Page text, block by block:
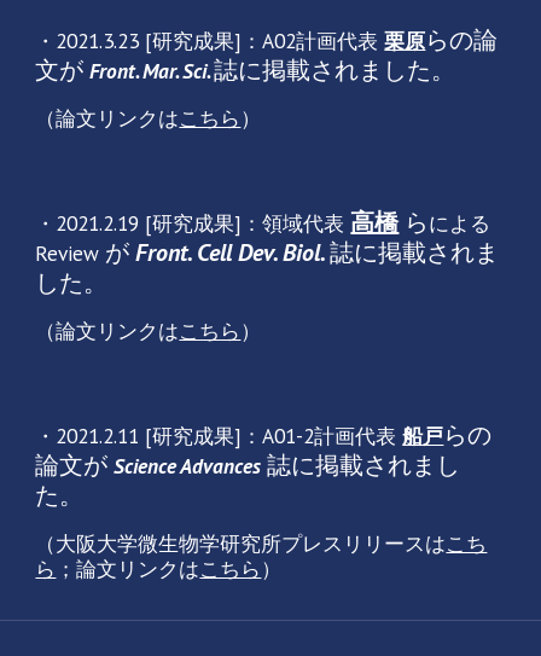
・2021.3.23 [研究成果]：A02計画代表栗原らの論
文がFront. Mar. Sci.誌に掲載されました。
（論文リンクはこちら）
・2021.2.19 [研究成果]：領域代表高橋 らによる
Review がFront. Cell Dev. Biol.誌に掲載されま
した。
（論文リンクはこちら）
・2021.2.11 [研究成果]：A01-2計画代表船戸らの
論文がScience Advances 誌に掲載されまし
た。
（大阪大学微生物学研究所プレスリリースはこち
ら ；論文リンクはこちら）